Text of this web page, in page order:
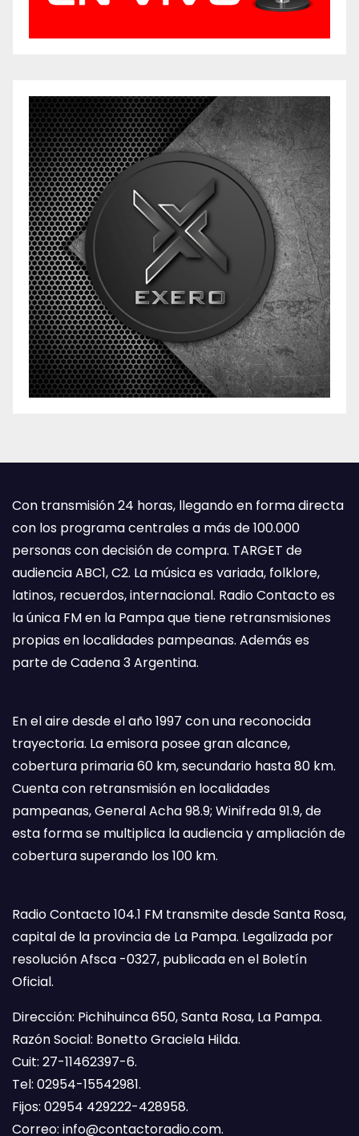
Con transmisión 24 horas, llegando en forma directa
con los programa centrales a más de 100.000
personas con decisión de compra. TARGET de
audiencia ABC1, C2. La música es variada, folklore,
latinos, recuerdos, internacional. Radio Contacto es
la única FM en la Pampa que tiene retransmisiones
propias en localidades pampeanas. Además es
parte de Cadena 3 Argentina.
En el aire desde el año 1997 con una reconocida
trayectoria. La emisora posee gran alcance,
cobertura primaria 60 km, secundario hasta 80 km.
Cuenta con retransmisión en localidades
pampeanas, General Acha 98.9; Winifreda 91.9, de
esta forma se multiplica la audiencia y ampliación de
cobertura superando los 100 km.
Radio Contacto 104.1 FM transmite desde Santa Rosa,
capital de la provincia de La Pampa. Legalizada por
resolución Afsca -0327, publicada en el Boletín
Oficial.
Dirección: Pichihuinca 650, Santa Rosa, La Pampa.
Razón Social: Bonetto Graciela Hilda.
Cuit: 27-11462397-6.
Tel: 02954-15542981.
Fijos: 02954 429222-428958.
Correo: info@contactoradio.com.